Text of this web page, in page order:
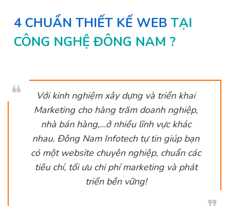
4 CHUẨN THIẾT KẾ WEB TẠI
CÔNG NGHỆ ĐÔNG NAM ?
❝
Với kinh nghiệm xây dựng và triển khai
Marketing cho hàng trăm doanh nghiệp,
nhà bán hàng,…ở nhiều lĩnh vực khác
nhau. Đông Nam Infotech tự tin giúp bạn
có một website chuyên nghiệp, chuẩn các
tiêu chí, tối ưu chi phí marketing và phát
triển bền vững!